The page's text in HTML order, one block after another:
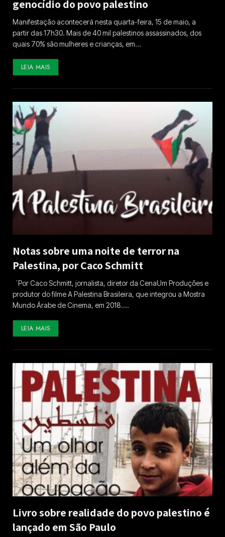
genocídio do povo palestino
Manifestação acontecerá nesta quarta-feira, 15 de maio, a
partir das 17h30. Mais de 40 mil palestinos assassinados, dos
quais 70% são mulheres e crianças, em…
LEIA MAIS
Notas sobre uma noite de terror na
Palestina, por Caco Schmitt
´Por Caco Schmitt, jornalista, diretor da CenaUm Produções e
produtor do filme A Palestina Brasileira, que integrou a Mostra
Mundo Árabe de Cinema, em 2018.…
LEIA MAIS
Livro sobre realidade do povo palestino é
lançado em São Paulo